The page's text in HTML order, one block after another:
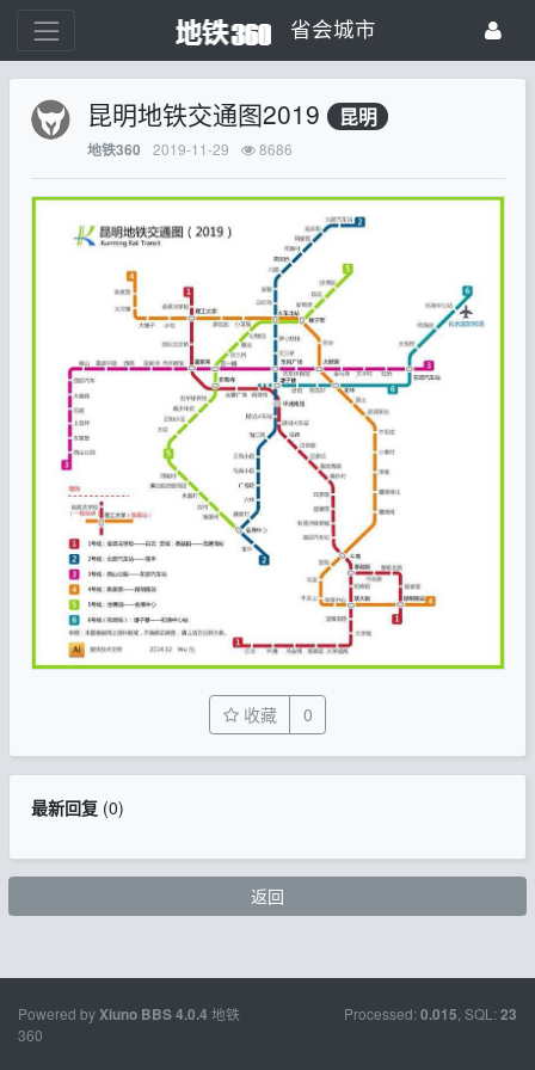
省会城市
昆明地铁交通图2019 昆明
地铁360 2019-11-29 8686
收藏 0
最新回复(0)
返回
Powered byXiuno BBS4.0.4 地铁
360
Processed: 0.015 , SQL: 23